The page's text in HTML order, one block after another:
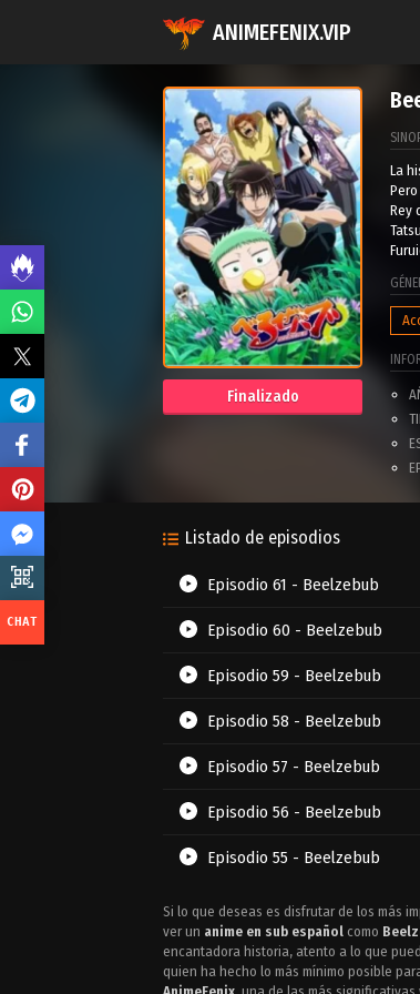
ANIMEFENIX.VIP
Finalizado
La
Rey
Listado de episodios
Episodio 61 - Beelzebub
Episodio 60 - Beelzebub
Episodio 59 - Beelzebub
Episodio 58 - Beelzebub
Episodio 57 - Beelzebub
Episodio 56 - Beelzebub
Episodio 55 - Beelzebub
Episodio 54 - Beelzebub
Episodio 53 - Beelzebub
Si lo que deseas es disfrutar de los más
ver un anime en sub español como
encantadora historia, atento a lo que
quien ha hecho lo más mínimo posible